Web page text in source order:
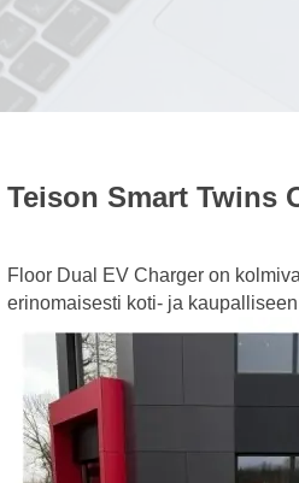
Teison Smart Twins
Floor Dual EV Charger on
erinomaisesti koti- ja